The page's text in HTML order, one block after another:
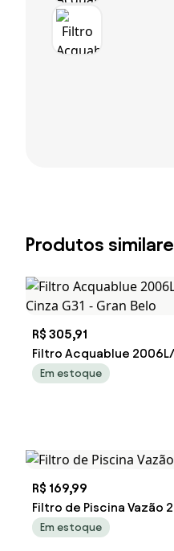
Produtos
R$ 305,91
Filtro Acquablue 2006L/
Cinza G31 - Gran Belo
Em estoque
R$ 169,99
Filtro de Piscina Vazão
Em estoque